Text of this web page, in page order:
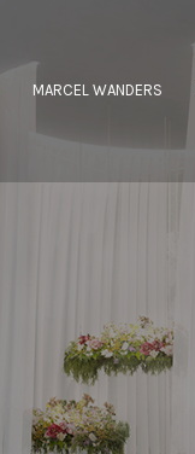
MARCEL WANDERS